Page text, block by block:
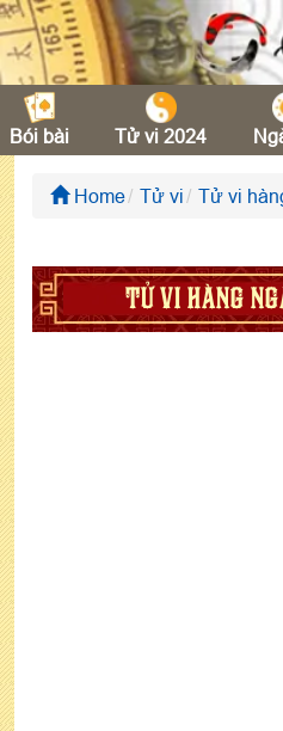
Bói bài Tử vi 2024
Home Tử vi Tử vi
TỬ VI HÀNG